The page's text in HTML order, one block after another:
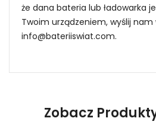
że dana bateria lub ładowarka
Twoim urządzeniem, wyślij
info@bateriiswiat.com.
Niezawodność i pewność
1.Model urządzenia
Zobacz